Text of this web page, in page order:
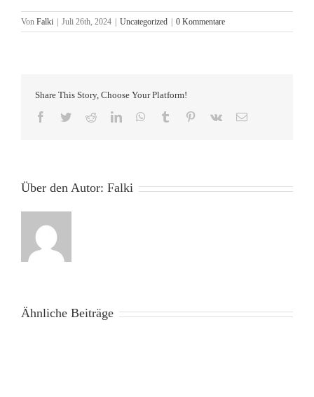
Von Falki Juli 26th, 2024 Uncategorized 0 Kommentare
Share This Story, Choose Your Platform!
Facebook
TwitterRedditLinkedInWhatsApp
Tumblr Pinterest
Vk
E-
Über den Autor: Falki
Ähnliche Beiträge